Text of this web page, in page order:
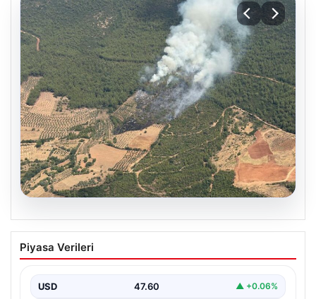
Muğla Yatağan’da orman yangını
Piyasa Verileri
USD 47.60 ▲ +0.06%